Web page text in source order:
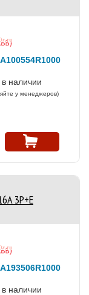
в наличии
у менеджеров)
3P+E
в наличии